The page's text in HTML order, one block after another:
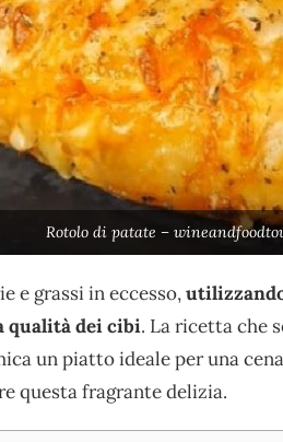
Rotolo di patate –
e grassi in eccesso,
qualità dei cibi. La ricetta che
un piatto ideale per una
questa fragrante delizia.